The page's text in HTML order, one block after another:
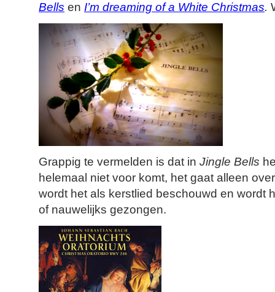
Bells en I’m dreaming of a White Christmas.
Grappig te vermelden is dat in Jingle Bells
helemaal niet voor komt, het gaat alleen
wordt het als kerstlied beschouwd en wordt
of nauwelijks gezongen.